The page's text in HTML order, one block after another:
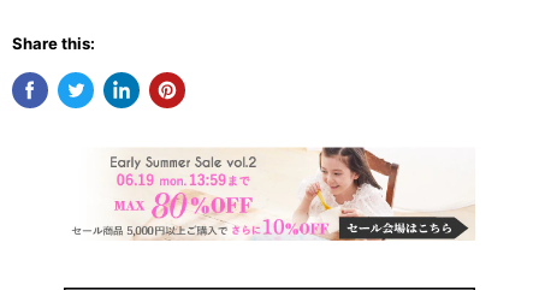
Share this: